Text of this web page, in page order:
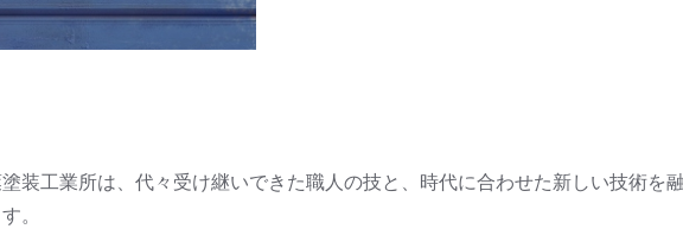
装工業所は、代々受け継いできた職人の技と、時代に合わせた新しい技術を
。